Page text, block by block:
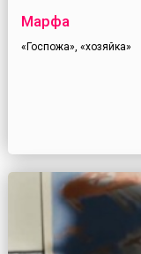
Марфа
«Госпожа», «хозяйка»